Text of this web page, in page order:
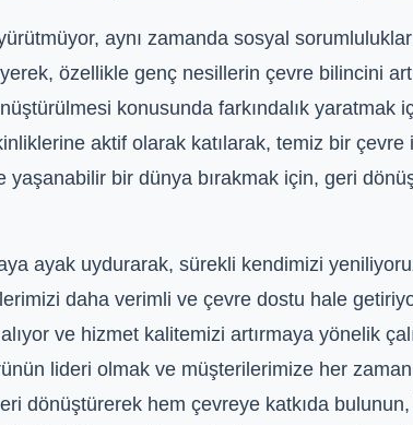
aynı zamanda sosyal
özellikle genç nesillerin çevre bilincini
konusunda farkındalık
aktif olarak katılarak, temiz bir
bir dünya bırakmak için, geri
ayak uydurarak, sürekli kendimizi
daha verimli ve çevre dostu hale
ve hizmet kalitemizi artırmaya yönelik
lideri olmak ve müşterilerimize her
dönüştürerek hem çevreye katkıda